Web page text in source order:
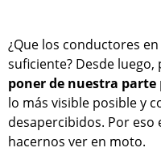
¿Que los conductores
suficiente? Desde
poner de nuestra parte
lo más visible posible y
desapercibidos. Por
hacernos ver en moto.